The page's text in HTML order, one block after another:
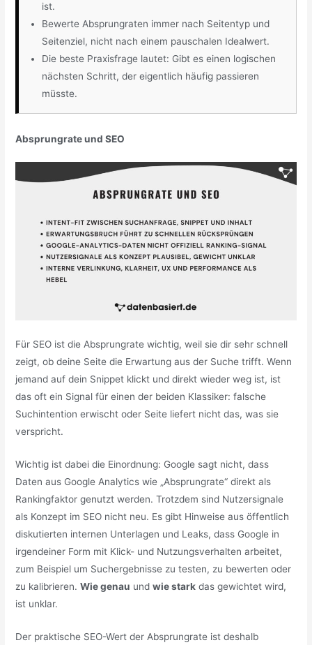
ist.
Bewerte Absprungraten immer nach Seitentyp und
Seitenziel, nicht nach einem pauschalen Idealwert.
Die beste Praxisfrage lautet: Gibt es einen logischen
nächsten Schritt, der eigentlich häufig passieren
müsste.
Absprungrate und SEO
Für SEO ist die Absprungrate wichtig, weil sie dir sehr schnell
zeigt, ob deine Seite die Erwartung aus der Suche trifft. Wenn
jemand auf dein Snippet klickt und direkt wieder weg ist, ist
das oft ein Signal für einen der beiden Klassiker: falsche
Suchintention erwischt oder Seite liefert nicht das, was sie
verspricht.
Wichtig ist dabei die Einordnung: Google sagt nicht, dass
Daten aus Google Analytics wie „Absprungrate“ direkt als
Rankingfaktor genutzt werden. Trotzdem sind Nutzersignale
als Konzept im SEO nicht neu. Es gibt Hinweise aus öffentlich
diskutierten internen Unterlagen und Leaks, dass Google in
irgendeiner Form mit Klick- und Nutzungsverhalten arbeitet,
zum Beispiel um Suchergebnisse zu testen, zu bewerten oder
zu kalibrieren.Wie genau undwie stark das gewichtet wird,
ist unklar.
Der praktische SEO-Wert der Absprungrate ist deshalb